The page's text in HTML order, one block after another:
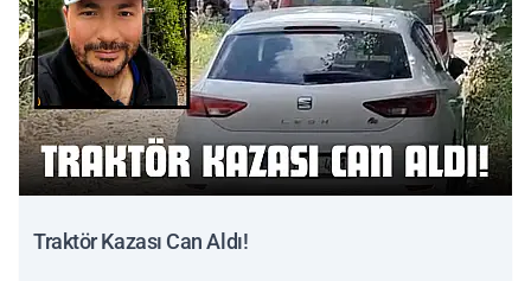
Traktör Kazası Can Aldı!